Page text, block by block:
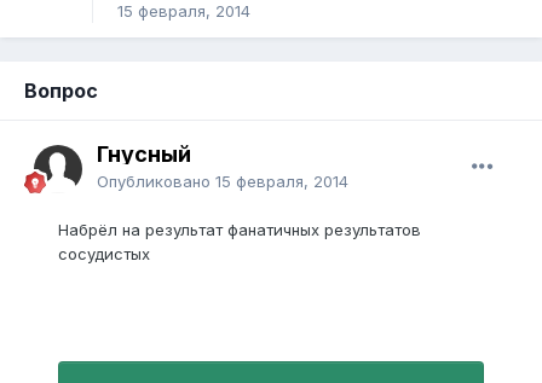
15 февраля, 2014
Вопрос
Гнусный
Опубликовано 15 февраля, 2014
Набрёл на результат фанатичных результатов
сосудистых